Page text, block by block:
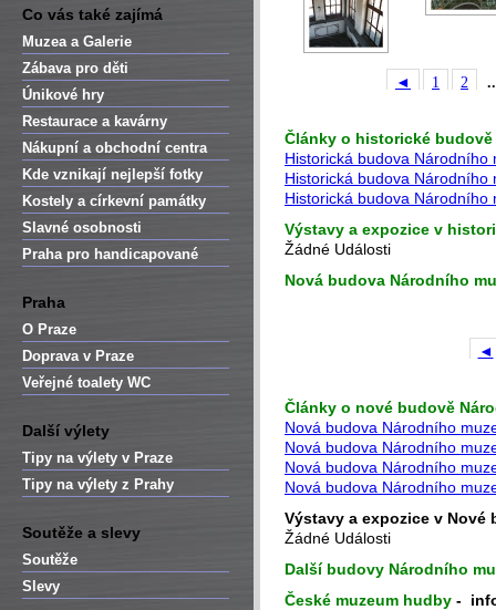
Co vás také zajímá
Muzea a Galerie
Zábava pro děti
Únikové hry
Restaurace a kavárny
Nákupní a obchodní centra
Kde vznikají nejlepší fotky
Kostely a církevní památky
Slavné osobnosti
Praha pro handicapované
Praha
O Praze
Doprava v Praze
Veřejné toalety WC
Další výlety
Tipy na výlety v Praze
Tipy na výlety z Prahy
Soutěže a slevy
Soutěže
Slevy
◄ 1 2
Články o historické budově
Historická budova Národního
Historická budova Národního
Historická budova
Výstavy a expozice v
Žádné Události
Nová budova Národního
◄
Články o nové budově
Nová budova Národního
Nová budova Národního
Nová budova Národního
Nová budova Národního
Výstavy a expozice v Nové
Žádné Události
Další budovy Národního
České muzeum hudby -